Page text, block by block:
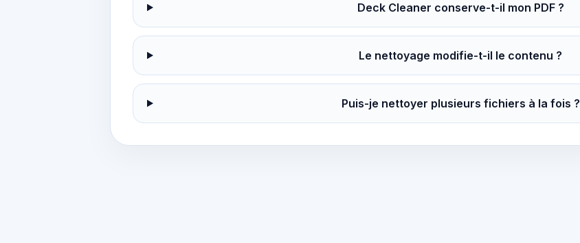
Deck Cleaner conserve-t-il mon PDF ?
Le nettoyage modifie-t-il le contenu ?
Puis-je nettoyer plusieurs fichiers à la fois ?